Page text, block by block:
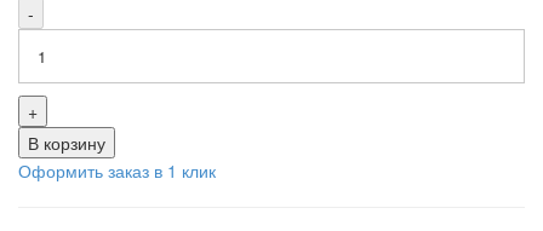
-
+
В корзину
Оформить заказ в 1 клик